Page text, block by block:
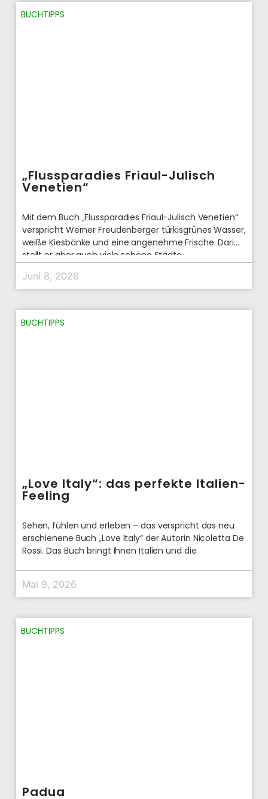
BUCHTIPPS
„Flussparadies Friaul-Julisch
Venetien“
Mit dem Buch „Flussparadies Friaul-Julisch Venetien“
verspricht Werner Freudenberger türkisgrünes Wasser,
weiße Kiesbänke und eine angenehme Frische. Darin
stellt er aber auch viele schöne Städte
Juni 8, 2026
BUCHTIPPS
„Love Italy“: das perfekte Italien-
Feeling
Sehen, fühlen und erleben – das verspricht das neu
erschienene Buch „Love Italy“ der Autorin Nicoletta De
Rossi. Das Buch bringt Ihnen Italien und die
Mai 9, 2026
BUCHTIPPS
Padua